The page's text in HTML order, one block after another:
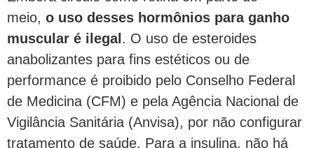
meio, o uso desses hormônios para ganho
muscular é ilegal . O uso de esteroides
anabolizantes para fins estéticos ou de
performance é proibido pelo Conselho Federal
de Medicina (CFM) e pela Agência Nacional de
Vigilância Sanitária (Anvisa), por não configurar
tratamento de saúde. Para a insulina, não há